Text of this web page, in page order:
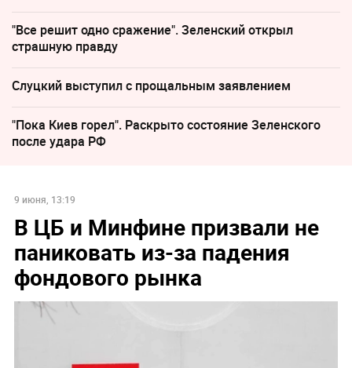
"Все решит одно сражение". Зеленский открыл
страшную правду
Слуцкий выступил с прощальным заявлением
"Пока Киев горел". Раскрыто состояние Зеленского
после удара РФ
9 июня, 13:19
В ЦБ и Минфине призвали не
паниковать из-за падения
фондового рынка